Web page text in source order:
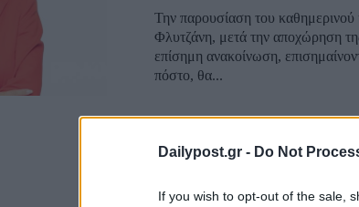
Dailypost.gr - Do Not
If you wish to opt-out of the sale,
Την παρουσίαση του
Φλυτζάνη, μετά την αποχώρηση
επίσημη ανακοίνωση,
πόστο, θα...